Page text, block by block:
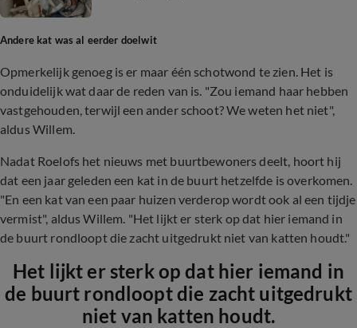
Andere kat was al eerder doelwit
Opmerkelijk genoeg is er maar één schotwond te zien. Het is
onduidelijk wat daar de reden van is. "Zou iemand haar hebben
vastgehouden, terwijl een ander schoot? We weten het niet",
aldus Willem.
Nadat Roelofs het nieuws met buurtbewoners deelt, hoort hij
dat een jaar geleden een kat in de buurt hetzelfde is overkomen.
"En een kat van een paar huizen verderop wordt ook al een tijdje
vermist", aldus Willem. "Het lijkt er sterk op dat hier iemand in
de buurt rondloopt die zacht uitgedrukt niet van katten houdt."
Het lijkt er sterk op dat hier iemand in
de buurt rondloopt die zacht uitgedrukt
niet van katten houdt.